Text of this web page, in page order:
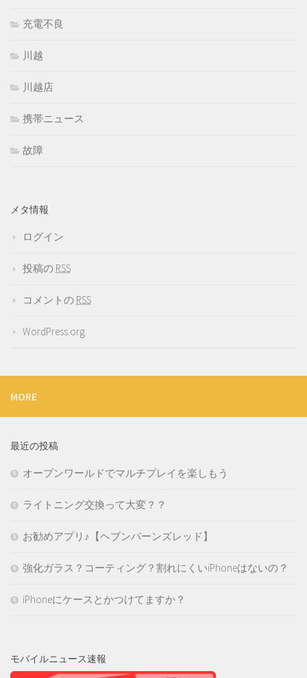
充電不良
川越
川越店
携帯ニュース
故障
メタ情報
ログイン
投稿の RSS
コメントの RSS
WordPress.org
MORE
最近の投稿
オープンワールドでマルチプレイを楽しもう
ライトニング交換って大変？？
お勧めアプリ♪【ヘブンバーンズレッド】
強化ガラス？コーティング？割れにくいiPhoneはないの？
iPhoneにケースとかつけてますか？
モバイルニュース速報